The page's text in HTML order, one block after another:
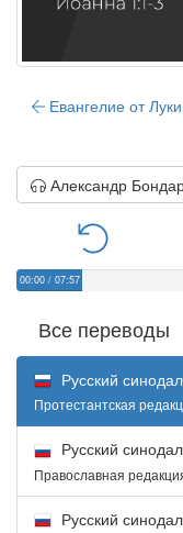
Евангелие от Луки
Александр
00:00 / 07:57
Все переводы
Русский
Протестантская
Русский
Православная
Русский